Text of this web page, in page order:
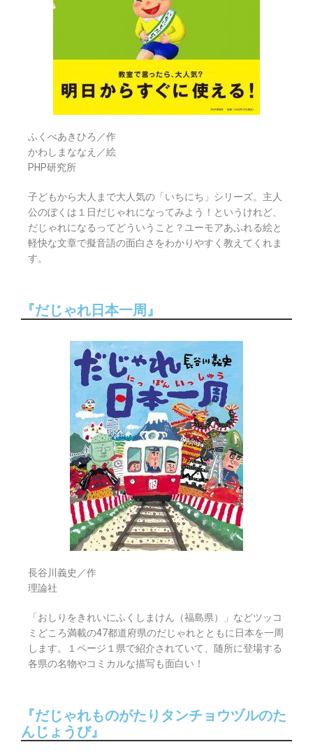
ふくべあきひろ／作
かわしまななえ／絵
PHP研究所
子どもから大人まで大人気の「いちにち」シリーズ。主人
公のぼくは１日だじゃれになってみよう！というけれど、
だじゃれになるってどういうこと？ユーモアあふれる絵と
軽快な文章で擬音語の面白さをわかりやすく教えてくれま
す。
『だじゃれ日本一周』
長谷川義史／作
理論社
「おしりをきれいにふくしまけん（福島県）」などツッコ
ミどころ満載の47都道府県のだじゃれとともに日本を一周
します。１ページ１県で紹介されていて、随所に登場する
各県の名物やコミカルな描写も面白い！
『だじゃれものがたりタンチョウヅルのた
んじょうび』